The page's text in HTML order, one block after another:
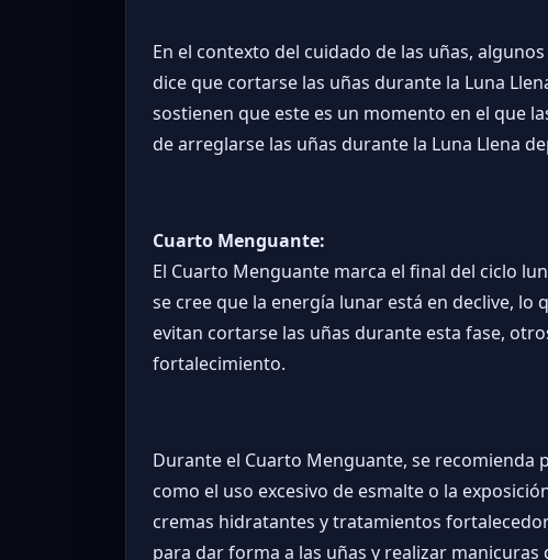
En el contexto del cuidado de las uñas,
dice que cortarse las uñas durante la Luna
sostienen que este es un momento en el que
de arreglarse las uñas durante la Luna Llena
Cuarto Menguante:
El Cuarto Menguante marca el final del ciclo
se cree que la energía lunar está en declive,
evitan cortarse las uñas durante esta fase,
fortalecimiento.
Durante el Cuarto Menguante, se recomienda
como el uso excesivo de esmalte o la
cremas hidratantes y tratamientos
para dar forma a las uñas y realizar